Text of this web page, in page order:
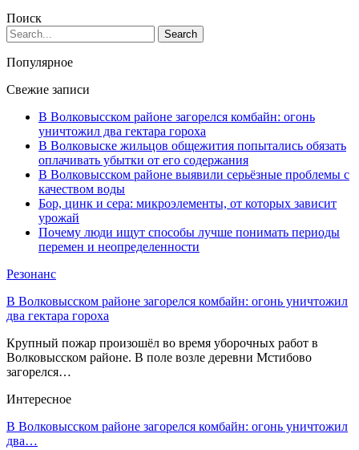
Поиск
Популярное
Свежие записи
В Волковысском районе загорелся комбайн: огонь
уничтожил два гектара гороха
В Волковыске жильцов общежития попытались обязать
оплачивать убытки от его содержания
В Волковысском районе выявили серьёзные проблемы с
качеством воды
Бор, цинк и сера: микроэлементы, от которых зависит
урожай
Почему люди ищут способы лучше понимать периоды
перемен и неопределенности
Резонанс
В Волковысском районе загорелся комбайн: огонь уничтожил
два гектара гороха
Крупный пожар произошёл во время уборочных работ в
Волковысском районе. В поле возле деревни Мстибово
загорелся…
Интересное
В Волковысском районе загорелся комбайн: огонь уничтожил
два…